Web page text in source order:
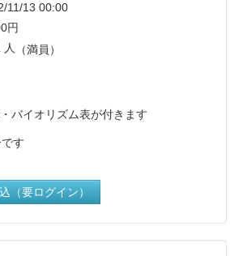
11/13 00:00
円
人
（満員）
バイオリズム表が付きます
す
（要ログイン）